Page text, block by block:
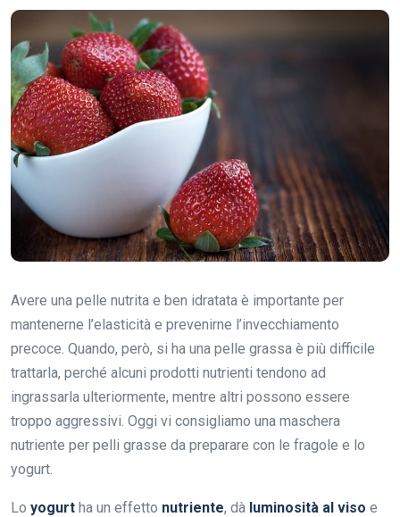
Avere una pelle nutrita e ben idratata è importante per
mantenerne l’elasticità e prevenirne l’invecchiamento
precoce. Quando, però, si ha una pelle grassa è più difficile
trattarla, perché alcuni prodotti nutrienti tendono ad
ingrassarla ulteriormente, mentre altri possono essere
troppo aggressivi. Oggi vi consigliamo una maschera
nutriente per pelli grasse da preparare con le fragole e lo
yogurt.
Lo yogurt ha un effetto nutriente, dà luminosità al viso e